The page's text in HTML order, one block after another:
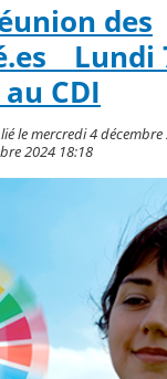
des
_
CDI
le mercredi 4
2024 18:18